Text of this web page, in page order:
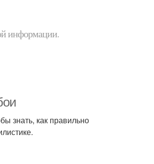
информации.
знать, как правильно